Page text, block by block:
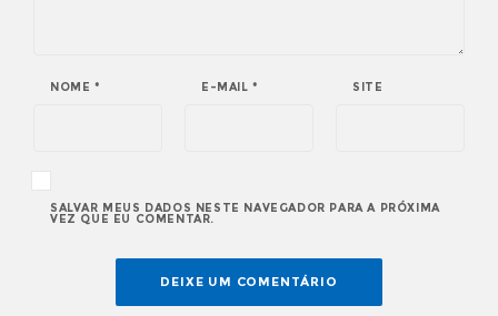
NOME * E-MAIL* SITE
SALVAR MEUS DADOS NESTE NAVEGADOR PARA A PRÓXIMA
VEZ QUE EU COMENTAR.